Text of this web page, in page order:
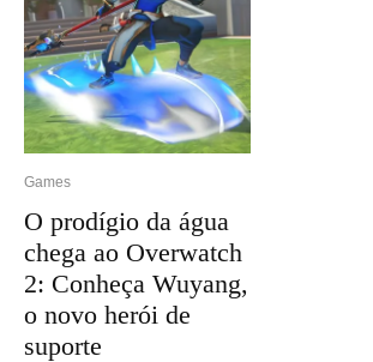
Games
O prodígio da água
chega ao Overwatch
2: Conheça Wuyang,
o novo herói de
suporte